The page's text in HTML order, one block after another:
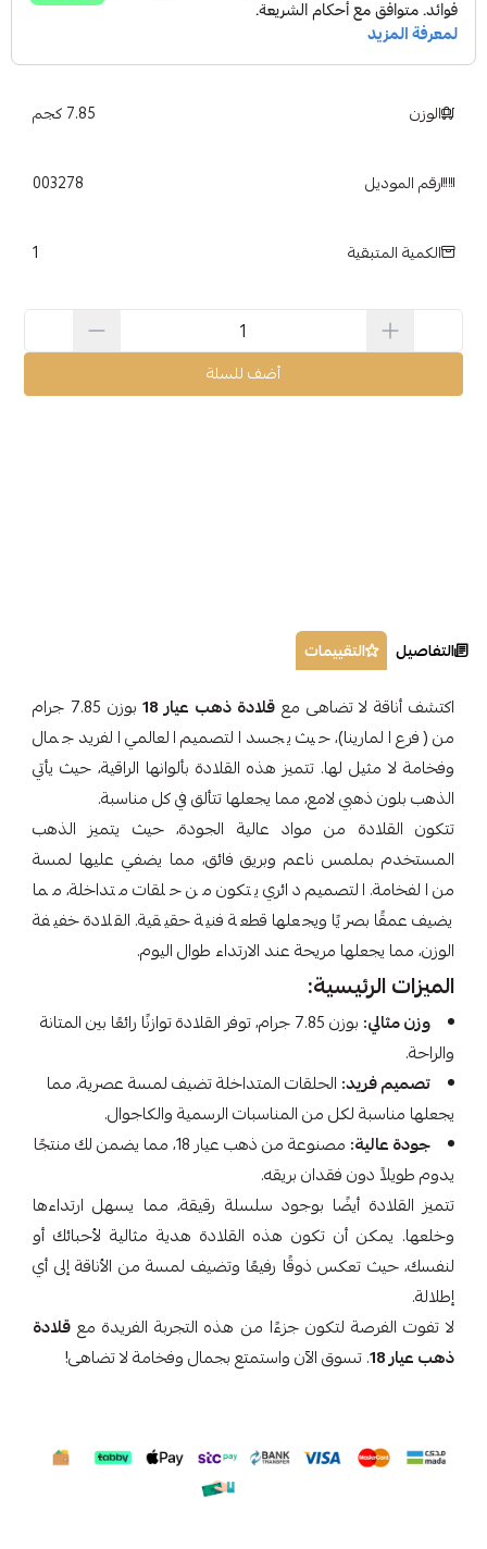
الوزن 7.85 كجم
رقم الموديل 003278
الكمية المتبقية 1
أضف للسلة
التفاصيل التقييمات
اكتشف أناقة لا تضاهى معقلادة ذهب عيار 18
بوزن 7.85 جرام
من (فرع المارينا)، حيث يجسد التصميم العالمي الفريد جمال
وفخامة لا مثيل لها. تتميز هذه القلادة بألوانها الراقية، حيث يأتي
الذهب بلون ذهبي لامع، مما يجعلها تتألق في كل مناسبة.
تتكون القلادة من مواد عالية الجودة، حيث يتميز الذهب
المستخدم بملمس ناعم وبريق فائق، مما يضفي عليها لمسة
من الفخامة. التصميم دائري يتكون من حلقات متداخلة، مما
يضيف عمقًا بصريًا ويجعلها قطعة فنية حقيقية. القلادة خفيفة
الوزن، مما يجعلها مريحة عند الارتداء طوال اليوم.
الميزات الرئيسية:
وزن مثالي:
بوزن 7.85 جرام، توفر القلادة توازنًا رائعًا بين المتانة
والراحة.
تصميم فريد: الحلقات المتداخلة تضيف لمسة عصرية، مما
يجعلها مناسبة لكل من المناسبات الرسمية والكاجوال.
جودة عالية:
مصنوعة من ذهب عيار 18، مما يضمن لك منتجًا
يدوم طويلاً دون فقدان بريقه.
تتميز القلادة أيضًا بوجود سلسلة رقيقة، مما يسهل ارتداءها
وخلعها. يمكن أن تكون هذه القلادة هدية مثالية لأحبائك أو
لنفسك، حيث تعكس ذوقًا رفيعًا وتضيف لمسة من الأناقة إلى أي
إطلالة.
لا تفوت الفرصة لتكون جزءًا من هذه التجربة الفريدة مع قلادة
ذهب عيار 18
. تسوق الآن واستمتع بجمال وفخامة لا تضاهى!